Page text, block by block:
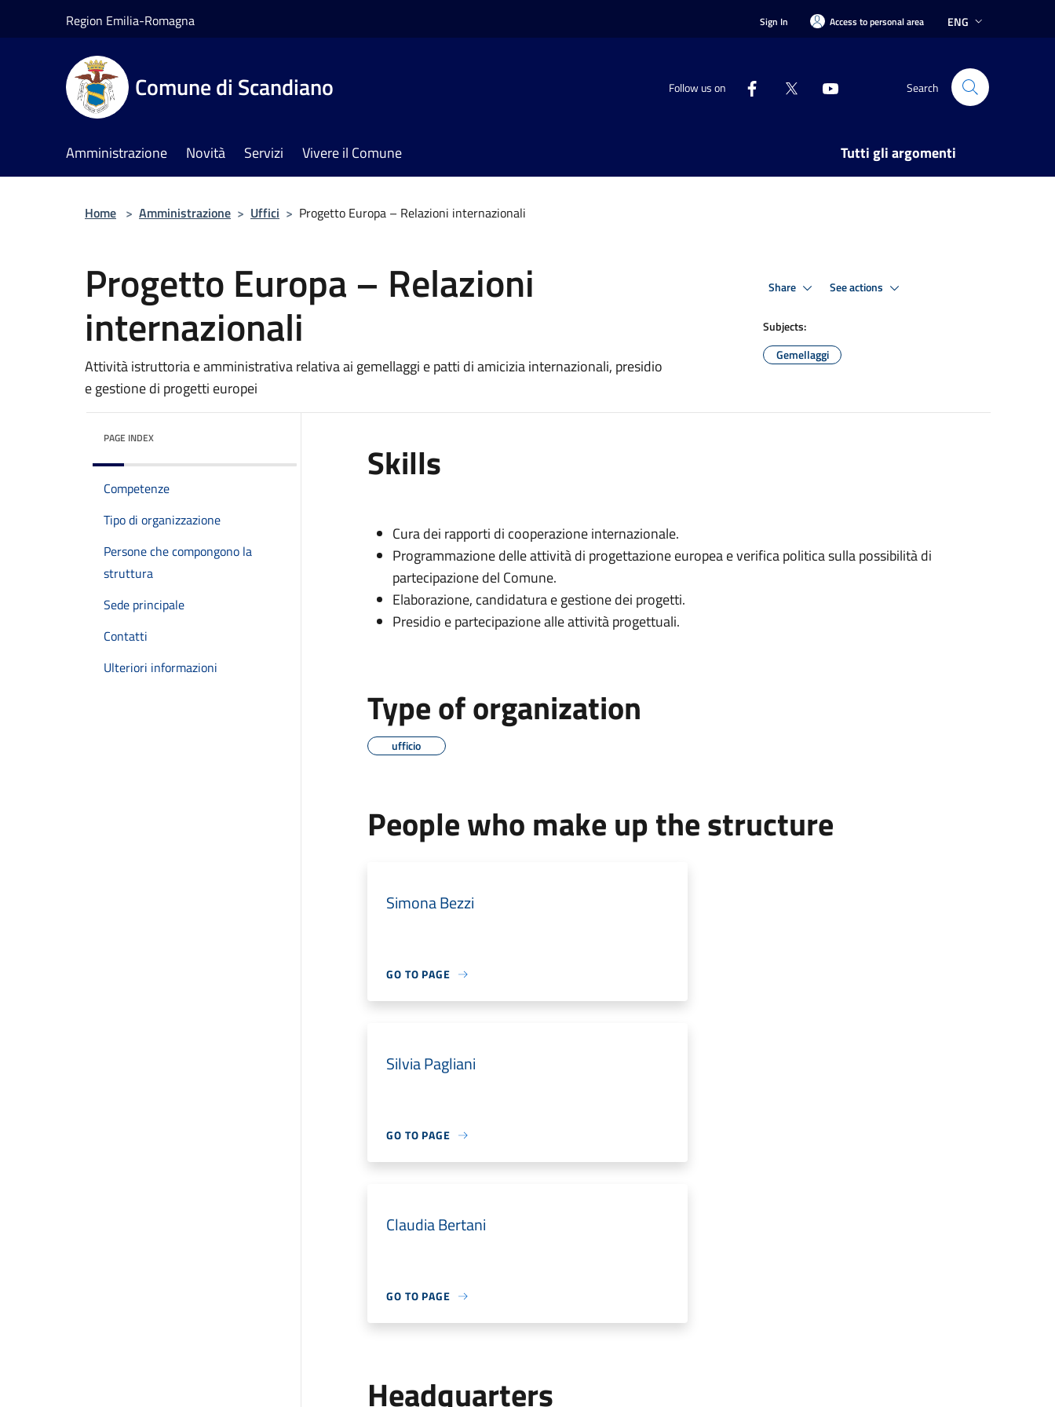
Region Emilia-Romagna Sign In Access to personal area ENG
Comune di Scandiano Follow us on Search
Amministrazione Novità Servizi Vivere il Comune Tutti gli argomenti
Home > Amministrazione > Uffici > Progetto Europa – Relazioni internazionali
Progetto Europa – Relazioni
internazionali
Attività istruttoria e amministrativa relativa ai gemellaggi e patti di amicizia internazionali, presidio
e gestione di progetti europei
Share See actions
Subjects:
Gemellaggi
PAGE INDEX
Competenze
Tipo di organizzazione
Persone che compongono la
struttura
Sede principale
Contatti
Ulteriori informazioni
Skills
Cura dei rapporti di cooperazione internazionale.
Programmazione delle attività di progettazione europea e verifica politica sulla possibilità di
partecipazione del Comune.
Elaborazione, candidatura e gestione dei progetti.
Presidio e partecipazione alle attività progettuali.
Type of organization
ufficio
People who make up the structure
Simona Bezzi
GO TO PAGE
Silvia Pagliani
GO TO PAGE
Claudia Bertani
GO TO PAGE
Headquarters